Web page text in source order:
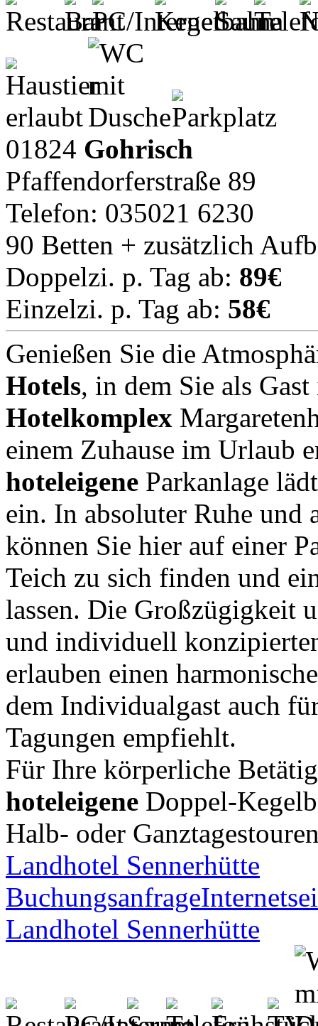
01824 Gohrisch
Pfaffendorferstraße 89
Telefon: 035021 6230
90 Betten + zusätzlich
Doppelzi. p. Tag ab: 89€
Einzelzi. p. Tag ab: 58€
Genießen Sie die
Hotels, in dem Sie als
Hotelkomplex
einem Zuhause im Urlaub
hoteleigene Parkanlage
ein. In absoluter Ruhe und
können Sie hier auf einer
Teich zu sich finden und
lassen. Die Großzügigkeit
und individuell
erlauben einen
dem Individualgast auch
Tagungen empfiehlt.
Für Ihre körperliche
hoteleigene Doppel-
Halb- oder
Landhotel Sennerhütte
Buchungsanfrage
Landhotel Sennerhütte